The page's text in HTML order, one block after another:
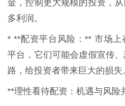
金，控制更大规模的投资，
多利润。
* **配资平台风险：** 市场
平台，它们可能会虚假宣传
路，给投资者带来巨大的损失
**理性看待配资：机遇与风险